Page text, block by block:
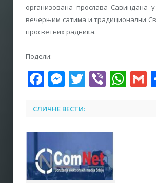
организована прослава Савиндана
вечерњим сатима и традиционални
просветних радника.
Подели:
Facebook
Messenger
Twitter
Viber
СЛИЧНЕ ВЕСТИ: